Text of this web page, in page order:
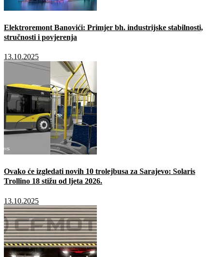
Elektroremont Banovići: Primjer bh. industrijske stabilnosti,
stručnosti i povjerenja
13.10.2025
Ovako će izgledati novih 10 trolejbusa za Sarajevo: Solaris
Trollino 18 stižu od ljeta 2026.
13.10.2025